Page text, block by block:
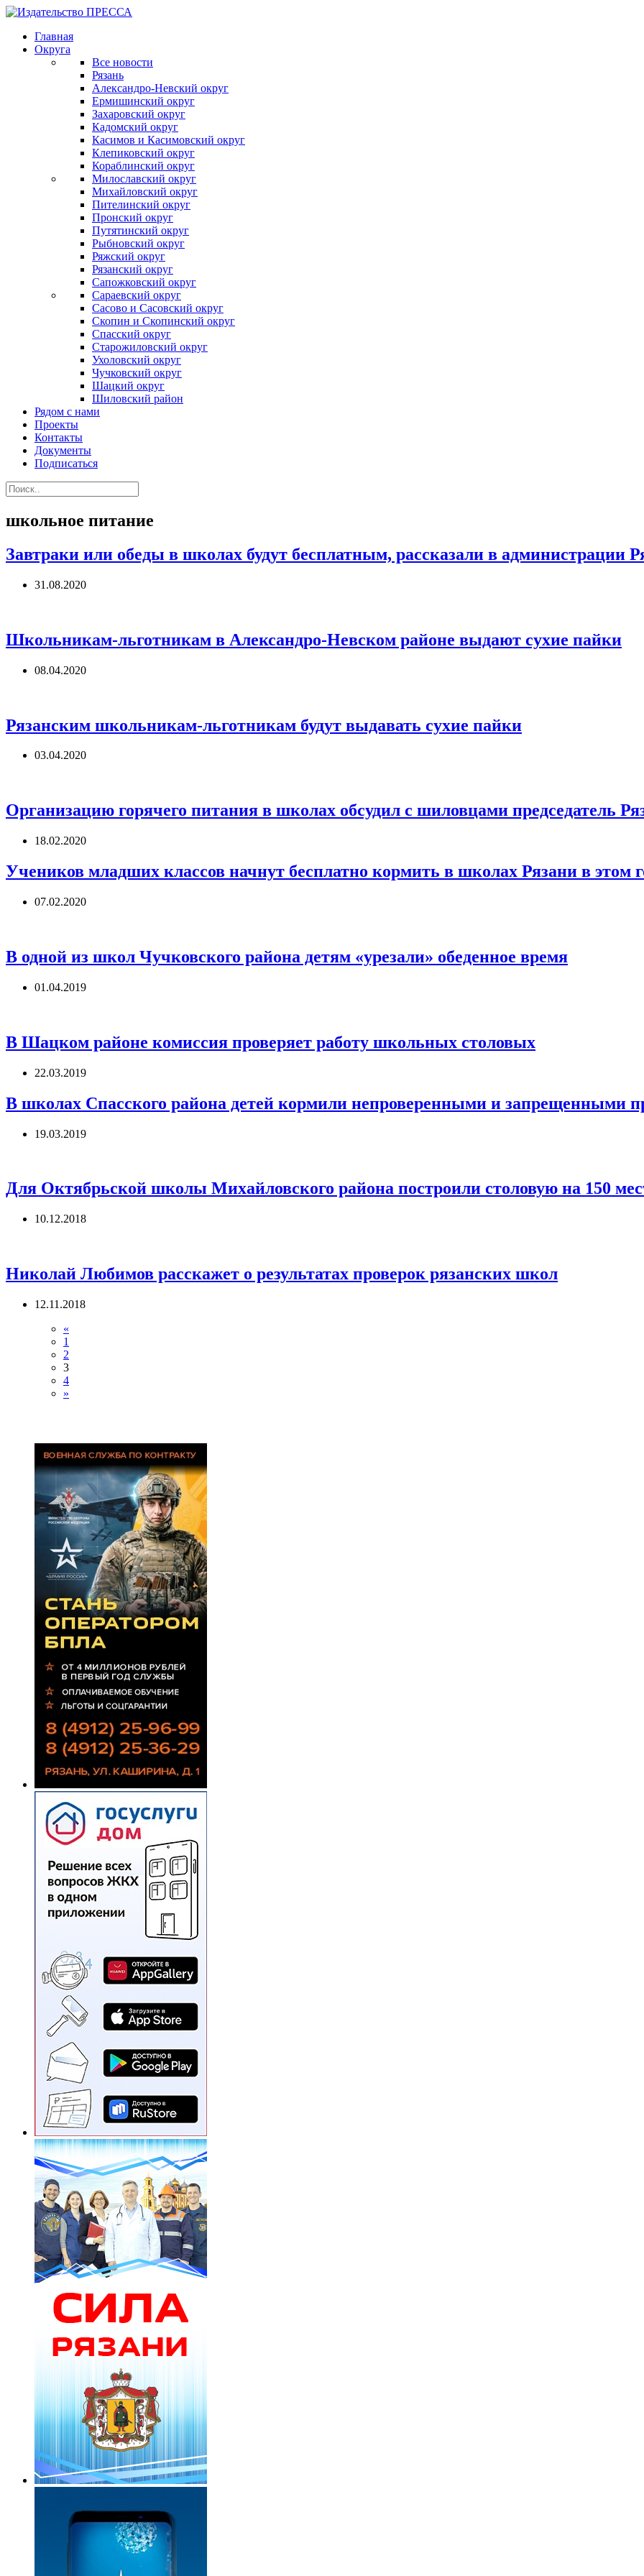
Главная
Округа
Все новости
Рязань
Александро-Невский округ
Ермишинский округ
Захаровский округ
Кадомский округ
Касимов и Касимовский округ
Клепиковский округ
Кораблинский округ
Милославский округ
Михайловский округ
Пителинский округ
Пронский округ
Путятинский округ
Рыбновский округ
Ряжский округ
Рязанский округ
Сапожковский округ
Сараевский округ
Сасово и Сасовский округ
Скопин и Скопинский округ
Спасский округ
Старожиловский округ
Ухоловский округ
Чучковский округ
Шацкий округ
Шиловский район
Рядом с нами
Проекты
Контакты
Документы
Подписаться
школьное питание
Завтраки или обеды в школах будут бесплатным, рассказали в администрации
31.08.2020
Школьникам-льготникам в Александро-Невском районе выдают сухие пайки
08.04.2020
Рязанским школьникам-льготникам будут выдавать сухие пайки
03.04.2020
Организацию горячего питания в школах обсудил с шиловцами председатель
18.02.2020
Учеников младших классов начнут бесплатно кормить в школах Рязани в этом
07.02.2020
В одной из школ Чучковского района детям «урезали» обеденное время
01.04.2019
В Шацком районе комиссия проверяет работу школьных столовых
22.03.2019
В школах Спасского района детей кормили непроверенными и запрещенными
19.03.2019
Для Октябрьской школы Михайловского района построили столовую на 150
10.12.2018
Николай Любимов расскажет о результатах проверок рязанских школ
12.11.2018
«
1
2
3
4
»